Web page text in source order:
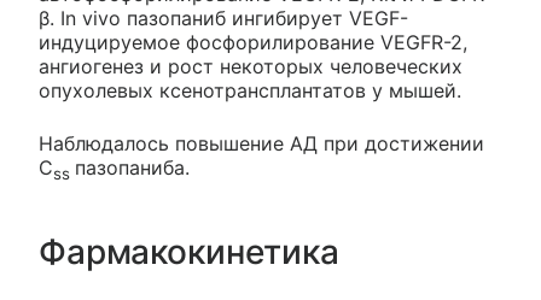
β. In vivo пазопаниб ингибирует VEGF-
индуцируемое фосфорилирование VEGFR-2,
ангиогенез и рост некоторых человеческих
опухолевых ксенотрансплантатов у мышей.
Наблюдалось повышение АД при достижении
Css пазопаниба.
Фармакокинетика